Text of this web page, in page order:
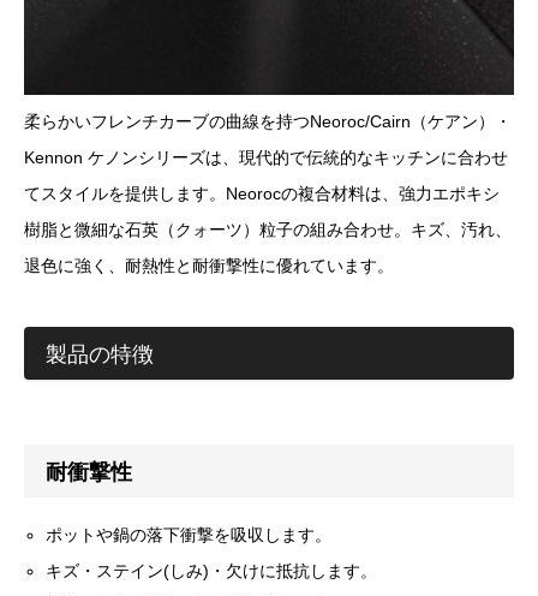
柔らかいフレンチカーブの曲線を持つNeoroc/Cairn（ケアン）・
Kennon ケノンシリーズは、現代的で伝統的なキッチンに合わせ
てスタイルを提供します。 Neorocの複合材料は、強力エポキシ
樹脂と微細な石英（クォーツ）粒子の組み合わせ。キズ、汚れ、
退色に強く、耐熱性と耐衝撃性に優れています。
製品の特徴
耐衝撃性
ポットや鍋の落下衝撃を吸収します。
キズ・ステイン(しみ)・欠けに抵抗します。